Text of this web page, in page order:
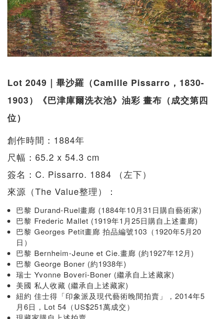
Lot 2049｜畢沙羅（Camille Pissarro，1830-
1903）《巴津庫爾洗衣池》油彩 畫布（成交第四
位）
創作時間：1884年
尺幅：65.2 x 54.3 cm
簽名：C. Pissarro. 1884 （左下）
來源（The Value整理）：
巴黎 Durand-Ruel畫廊 (1884年10月31日購自藝術家)
巴黎 Frederic Mallet (1919年1月25日購自上述畫廊)
巴黎 Georges Petit畫廊 拍品編號103（1920年5月20
日）
巴黎 Bernheim-Jeune et Cie.畫廊 (約1927年12月)
巴黎 George Boner (約1938年)
瑞士 Yvonne Boveri-Boner (繼承自上述藏家)
美國 私人收藏 (繼承自上述藏家)
紐約 佳士得「印象派及現代藝術晚間拍賣」，2014年5
月6日，Lot 54（US$251萬成交）